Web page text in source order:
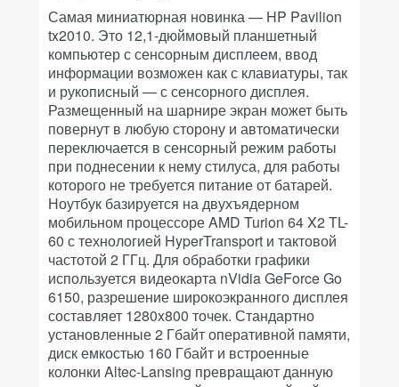
Самая миниатюрная новинка — HP Pavilion
tx2010. Это 12,1-дюймовый планшетный
компьютер с сенсорным дисплеем, ввод
информации возможен как с клавиатуры, так
и рукописный — с сенсорного дисплея.
Размещенный на шарнире экран может быть
повернут в любую сторону и автоматически
переключается в сенсорный режим работы
при поднесении к нему стилуса, для работы
которого не требуется питание от батарей.
Ноутбук базируется на двухъядерном
мобильном процессоре AMD Turion 64 X2 TL-
60 с технологией HyperTransport и тактовой
частотой 2 ГГц. Для обработки графики
используется видеокарта nVidia GeForce Go
6150, разрешение широкоэкранного дисплея
составляет 1280x800 точек. Стандартно
установленные 2 Гбайт оперативной памяти,
диск емкостью 160 Гбайт и встроенные
колонки Altec-Lansing превращают данную